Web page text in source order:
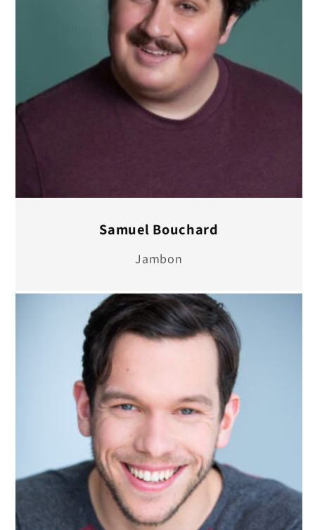
Samuel Bouchard
Jambon